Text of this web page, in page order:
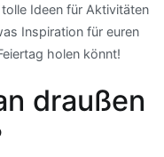
Ideen für Aktivitäten
Inspiration für euren
holen könnt!
draußen